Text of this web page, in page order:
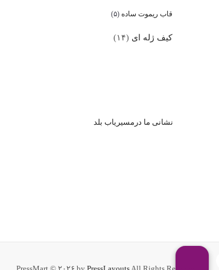
قاب ریموت ساده (۵)
کیف ژله ای (۱۴)
نشانی ما درمسیریاب بلد